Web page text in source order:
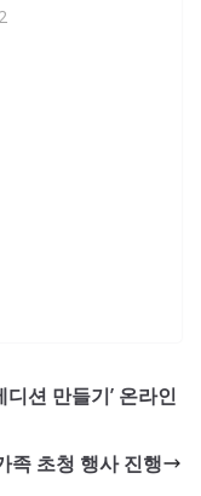
션 만들기’ 온라인
족 초청 행사 진행